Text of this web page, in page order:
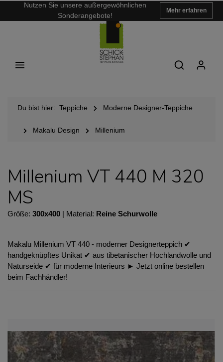
Nutzen Sie unsere außergewöhnlichen
Sonderangebote!
Mehr erfahren
Du bist hier: Teppiche Moderne Designer-Teppiche
Makalu Design Millenium
Millenium VT 440 M 320
MS
Größe: 300x400 | Material: Reine Schurwolle
Makalu Millenium VT 440 - moderner Designerteppich ✔︎
handgeknüpftes Unikat ✔︎ aus tibetanischer Hochlandwolle und
Naturseide ✔︎ für moderne Interieurs ► Jetzt online bestellen
beim Fachhändler!